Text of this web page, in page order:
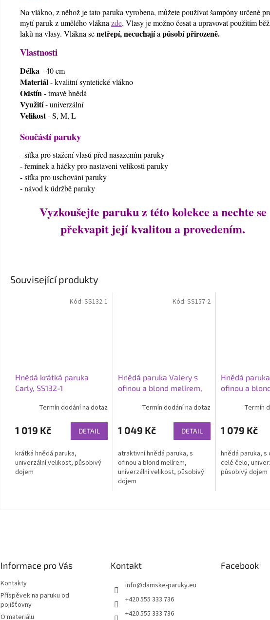
Související produkty
Hnědá krátká paruka
Carly, SS132-1
Termín dodání na dotaz
1 019 Kč DETAIL
krátká hnědá paruka,
univerzální velikost, působivý
dojem
Kód: SS132-1
Hnědá paruka Valery s
ofinou a blond melírem,
Termín dodání na dotaz
1 049 Kč DETAIL
atraktivní hnědá paruka, s
ofinou a blond melírem,
univerzální velikost, působivý
dojem
Kód: SS157-2
Hnědá
ofinou a
Termín
1 079 Kč
hnědá paruka, s
celé čelo,
působivý dojem
Na vlákno, z něhož je tato paruka vyrobena, můžete používat šampóny určené
mytí paruk z umělého vláknazde. Vlasy je možno česat a upravovat použitím
laků na vlasy. Vlákna senetřepí, necuchajíapůsobí přirozeně.
Vlastnosti
Délka - 40 cm
Materiál- kvalitní syntetické vlákno
Odstín - tmavě hnědá
Využití- univerzální
Velikost- S, M, L
Součástí paruky
- síťka pro stažení vlasů před nasazením paruky
- řemínek a háčky pro nastaveni velikosti paruky
- síťka pro uschování paruky
- návod k údržbě paruky
Vyzkoušejte paruku z této kolekce a nechte se
překvapit její kvalitou a provedením.
Informace pro Vás
Kontakty
Příspěvek na paruku od
pojišťovny
O materiálu
Kontakt
info@damske-paruky.eu
+420 555 333 736
+420 555 333 736
Facebook